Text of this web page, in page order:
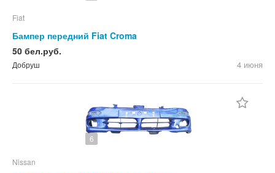
Fiat
Бампер передний Fiat Croma
50 бел.руб.
Добруш 4 июня
6
Nissan